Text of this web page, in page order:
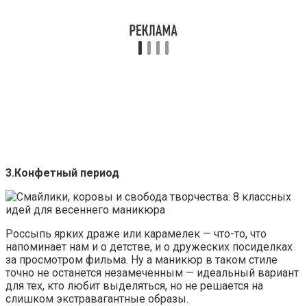
3.Конфетный период
Россыпь ярких драже или карамелек — что-то, что
напоминает нам и о детстве, и о дружеских посиделках
за просмотром фильма. Ну а маникюр в таком стиле
точно не останется незамеченным — идеальный вариант
для тех, кто любит выделяться, но не решается на
слишком экстравагантные образы.